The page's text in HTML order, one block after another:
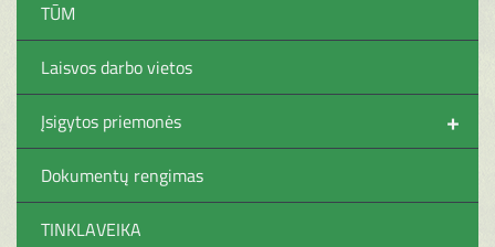
TŪM
Laisvos darbo vietos
+
Įsigytos priemonės
Dokumentų rengimas
TINKLAVEIKA